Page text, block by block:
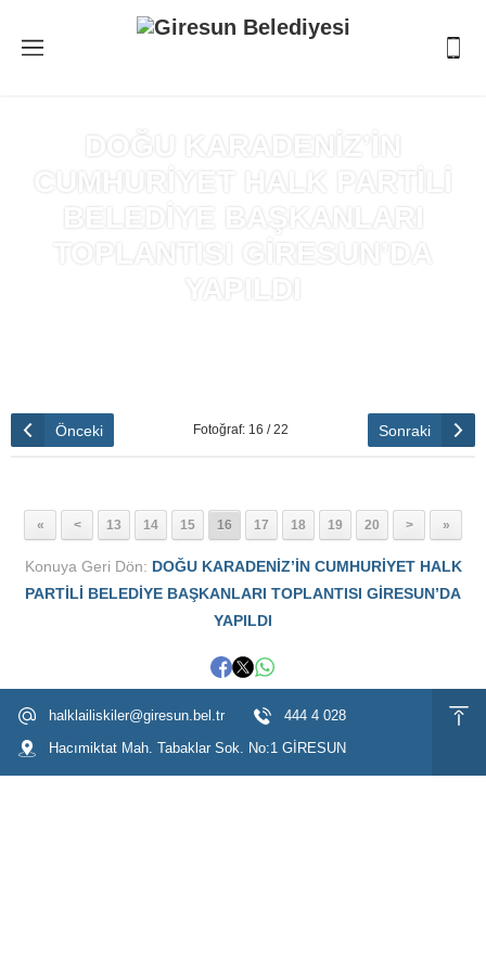
DOĞU KARADENİZ’İN
CUMHURİYET HALK PARTİLİ
BELEDİYE BAŞKANLARI
TOPLANTISI GİRESUN’DA
YAPILDI
Önceki Fotoğraf: 16 / 22 Sonraki
« < 13 14 15 16 17 18 19 20 > »
Konuya Geri Dön: DOĞU KARADENİZ’İN CUMHURİYET HALK
PARTİLİ BELEDİYE BAŞKANLARI TOPLANTISI GİRESUN’DA
YAPILDI
halklailiskiler@giresun.bel.tr
444 4 028
Hacımiktat Mah. Tabaklar Sok. No:1 GİRESUN